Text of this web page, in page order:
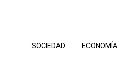
SOCIEDAD ECONOMÍA